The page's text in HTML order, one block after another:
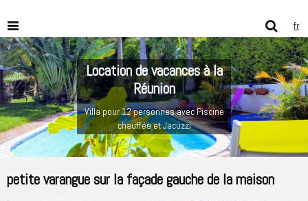
fr
Location de vacances à la
Réunion
Villa pour 12 personnes avec Piscine
chauffée et Jacuzzi
petite varangue sur la façade gauche de la maison